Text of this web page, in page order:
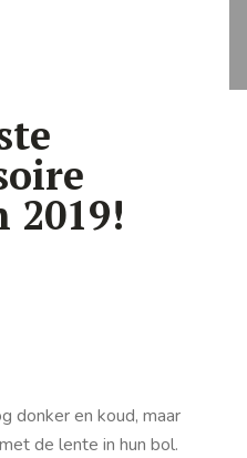
2019!
donker en koud, maar
de lente in hun bol.